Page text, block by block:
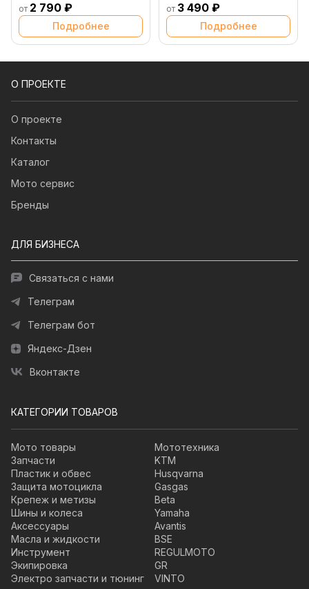
от 2 790 ₽
Подробнее
от 3 490 ₽
Подробнее
О ПРОЕКТЕ
О проекте
Контакты
Каталог
Мото сервис
Бренды
ДЛЯ БИЗНЕСА
Связаться с нами
Телеграм
Телеграм бот
Яндекс-Дзен
Вконтакте
КАТЕГОРИИ ТОВАРОВ
Мото товары
Запчасти
Пластик и обвес
Защита мотоцикла
Крепеж и метизы
Шины и колеса
Аксессуары
Масла и жидкости
Инструмент
Экипировка
Электро запчасти и тюнинг
Мототехника
KTM
Husqvarna
Gasgas
Beta
Yamaha
Avantis
BSE
REGULMOTO
GR
VINTO